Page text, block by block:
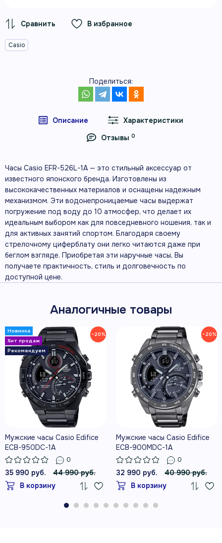
В избранное
Casio
Поделиться:
Описание
Характеристики
Отзывы 0
Часы Casio EFR-526L-1A — это стильный аксессуар от
известного японского бренда. Изготовлены из
высококачественных материалов и оснащены надежным
механизмом. Эти водонепроницаемые часы выдержат
погружение под воду до 10 атмосфер, что делает их
идеальным выбором как для повседневного ношения, так и
для активных занятий спортом. Благодаря своему
стрелочному циферблату они легко читаются даже при
беглом взгляде. Приобретая эти наручные часы, Вы
получаете практичность, стиль и долговечность по
доступной цене.
Аналогичные товары
−20%
Мужские часы Casio Edifice
ECB-950DC-1A
0
35 990 руб.
44 990 руб.
В корзину
−20%
Мужские часы Casio Edifice
ECB-900MDC-1A
0
32 990 руб.
40 990 руб.
В корзину